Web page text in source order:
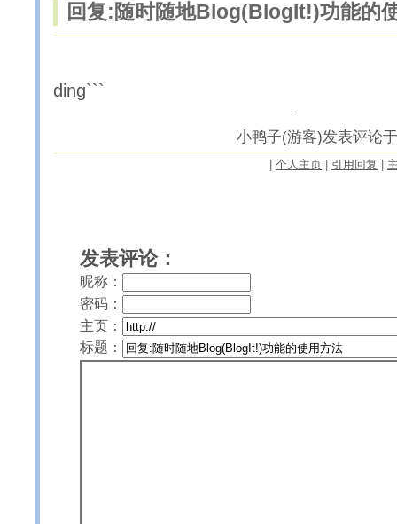
回复:随时随地Blog(BlogIt!)功能的
ding```
小鸭子(游客)发表评论
个人主页 引用回复
发表评论：
昵称：
密码：
主页：
标题：